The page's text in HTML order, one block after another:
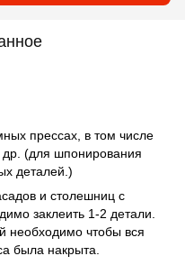
прессах, в том числе
др. (для шпонирования
деталей.)
и столешниц с
заклеить 1-2 детали.
необходимо чтобы вся
была накрыта.